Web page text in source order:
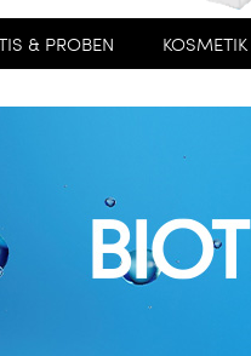
& PROBEN KOSMETIK